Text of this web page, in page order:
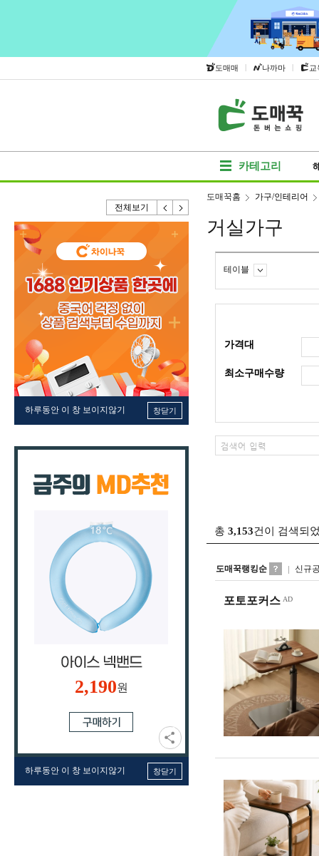
도매매 | 나까마 | 교
카테고리
전체보기
하루동안 이 창 보이지않기 창닫기
2,190원
하루동안 이 창 보이지않기 창닫기
도매꾹홈 가구/인테리어
거실가구
테이블
가격대
최소구매수량
총 3,153건이 검색되
도매꾹랭킹순 신규
포토포커스